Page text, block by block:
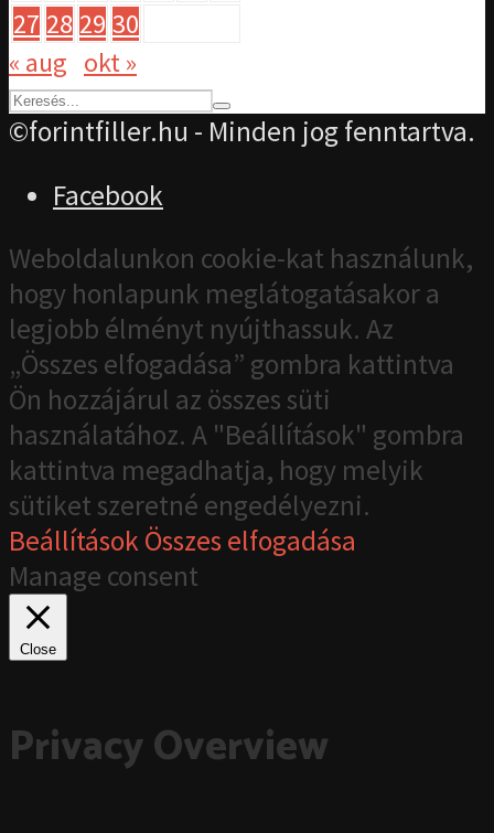
27 28 29 30
« aug okt »
©forintfiller.hu - Minden jog fenntartva.
Facebook
Weboldalunkon cookie-kat használunk,
hogy honlapunk meglátogatásakor a
legjobb élményt nyújthassuk. Az
„Összes elfogadása” gombra kattintva
Ön hozzájárul az összes süti
használatához. A "Beállítások" gombra
kattintva megadhatja, hogy melyik
sütiket szeretné engedélyezni.
BeállításokÖsszes elfogadása
Manage consent
Close
Privacy Overview